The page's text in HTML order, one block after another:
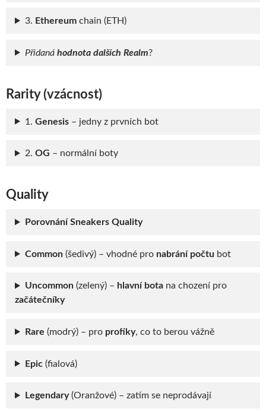
3. Ethereumchain (ETH)
Přidaná hodnota dalších Realm?
Rarity (vzácnost)
1. Genesis– jedny z prvních bot
2. OG – normální boty
Quality
Porovnání Sneakers Quality
Common(šedivý) – vhodné pro nabrání počtu bot
Uncommon(zelený) – hlavní botana chození pro
začátečníky
Rare (modrý) – pro profíky, co to berou vážně
Epic(fialová)
Legendary(Oranžové) – zatím se neprodávají